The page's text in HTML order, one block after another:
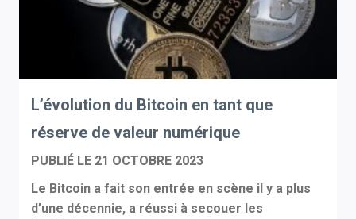
L’évolution du Bitcoin en tant que
réserve de valeur numérique
PUBLIÉ LE 21 OCTOBRE 2023
Le Bitcoin a fait son entrée en scène il y a plus
d’une décennie, a réussi à secouer les